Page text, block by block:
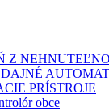
Z
PRÍSTROJE
obce